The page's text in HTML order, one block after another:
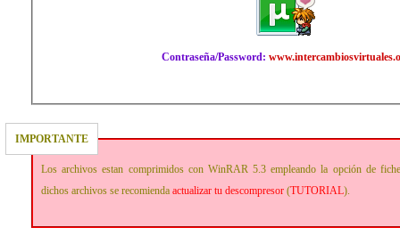
Contraseña/Password:
IMPORTANTE
Los archivos estan comprimidos con WinRAR 5.3 empleando la opción de
dichos archivos se recomienda actualizar tu descompresor (TUTORIAL).